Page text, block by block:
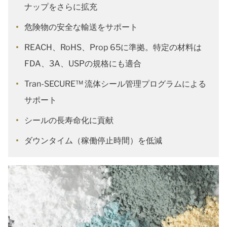
ナップをさらに拡充
危険物の安全な輸送をサポート
REACH、RoHS、Prop 65に準拠。特定の材料は
FDA、3A、USPの規格にも適合
Tran-SECURE™ 流体シール管理プログラムによる
サポート
シールの長寿命化に貢献
ダウンタイム（稼働停止時間）を低減